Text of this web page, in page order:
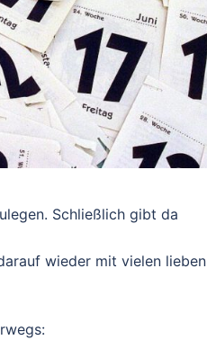
Schließlich gibt da
wieder mit vielen lieben